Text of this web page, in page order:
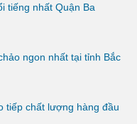
tiếng nhất Quận Ba
ngon nhất tại tỉnh Bắc
tiếp chất lượng hàng đầu